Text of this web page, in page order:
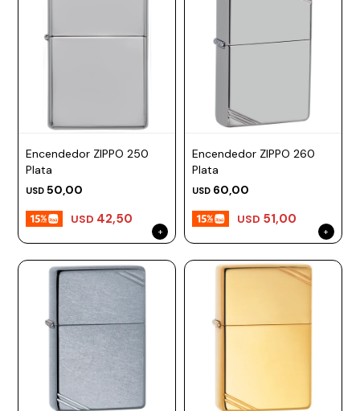
Encendedor ZIPPO 250
Plata
USD 50,00
USD 42,50
Encendedor ZIPPO 260
Plata
USD 60,00
USD 51,00